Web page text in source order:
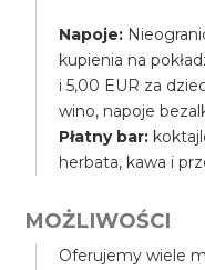
Napoje:
kupienia na
i 5,00 EUR za
wino, napoje
Płatny bar:
herbata, kawa i
MOŻLIWOŚCI
Oferujemy wiele